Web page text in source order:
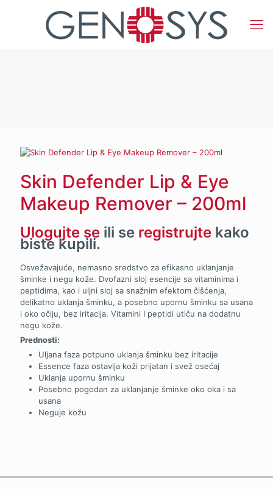
Skin Defender Lip & Eye
Makeup Remover – 200ml
Ulogujte se ili se registrujte kako
biste kupili.
Osvežavajuće, nemasno sredstvo za efikasno uklanjanje
šminke i negu kože. Dvofazni sloj esencije sa vitaminima i
peptidima, kao i uljni sloj sa snažnim efektom čišćenja,
delikatno uklanja šminku, a posebno upornu šminku sa usana
i oko očiju, bez iritacija. Vitamini I peptidi utiču na dodatnu
negu kože.
Prednosti:
Uljana faza potpuno uklanja šminku bez iritacije
Essence faza ostavlja koži prijatan i svež osećaj
Uklanja upornu šminku
Posebno pogodan za uklanjanje šminke oko oka i sa
usana
Neguje kožu